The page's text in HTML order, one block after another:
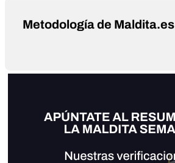
Metodología de Maldita.es